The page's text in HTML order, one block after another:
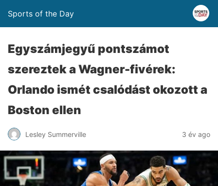
Sports of the Day
Egyszámjegyű pontszámot
szereztek a Wagner-fivérek:
Orlando ismét csalódást okozott a
Boston ellen
Lesley Summerville 3 év ago